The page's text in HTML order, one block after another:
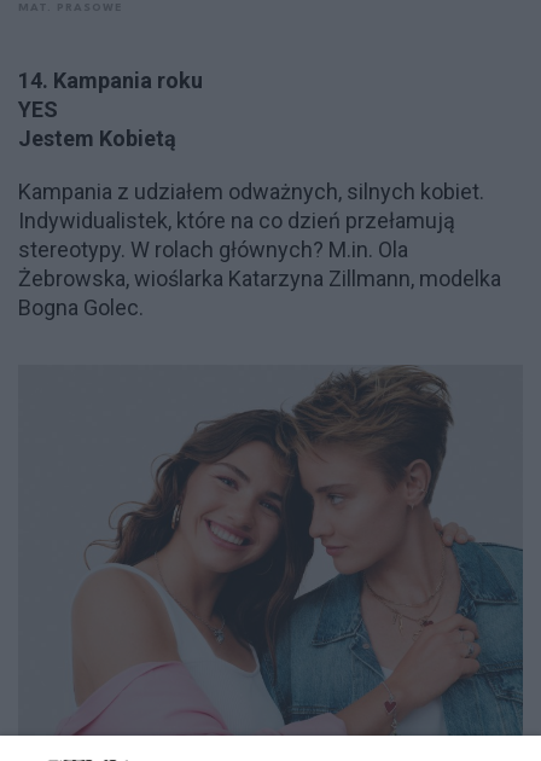
14. Kampania roku
YES
Jestem Kobietą
Kampania z udziałem odważnych, silnych kobiet.
Indywidualistek, które na co dzień przełamują
stereotypy. W rolach głównych? M.in. Ola
Żebrowska, wioślarka Katarzyna Zillmann, modelka
Bogna Golec.